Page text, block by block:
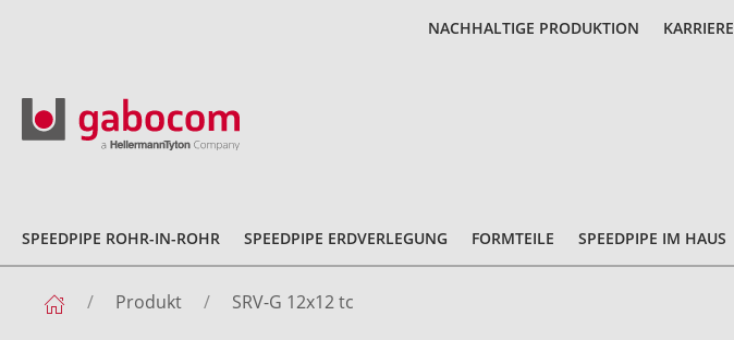
NACHHALTIGE PRODUKTION KARRIERE
SPEEDPIPE ROHR-IN-ROHR SPEEDPIPE ERDVERLEGUNG FORMTEILE SPEEDPIPE IM HAUS
Produkt SRV-G 12x12 tc